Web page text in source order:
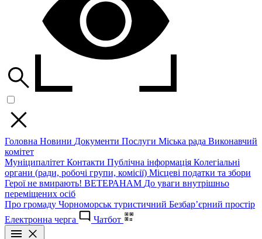
Головна Новини Документи Послуги Міська рада Виконавчий
комітет
Муніципалітет Контакти Публічна інформація Колегіальні
органи (ради, робочі групи, комісії) Місцеві податки та збори
Герої не вмирають! ВЕТЕРАНАМ До уваги внутрішньо
переміщених осіб
Про громаду Чорноморськ туристичний Безбар’єрний простір
Електронна черга
Чатбот